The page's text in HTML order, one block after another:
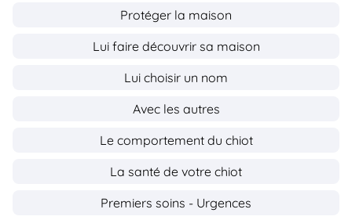
Protéger la maison
Lui faire découvrir sa maison
Lui choisir un nom
Avec les autres
Le comportement du chiot
La santé de votre chiot
Premiers soins - Urgences